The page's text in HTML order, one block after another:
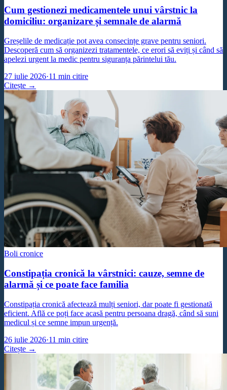
Cum gestionezi medicamentele unui vârstnic la
domiciliu: organizare și semnale de alarmă
Greșelile de medicație pot avea consecințe grave pentru seniori.
Descoperă cum să organizezi tratamentele, ce erori să eviți și când să
apelezi urgent la medic pentru siguranța părintelui tău.
27 iulie 2026·11 min citire
Citește →
Boli cronice
Constipația cronică la vârstnici: cauze, semne de
alarmă și ce poate face familia
Constipația cronică afectează mulți seniori, dar poate fi gestionată
eficient. Află ce poți face acasă pentru persoana dragă, când să suni
medicul și ce semne impun urgență.
26 iulie 2026·11 min citire
Citește →